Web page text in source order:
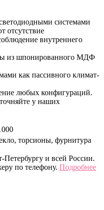
системами
отсутствие
внутреннего
из шпонированного МДФ
как пассивного климат-
любых конфигураций.
у наших
торсионы, фурнитура
и всей России.
по телефону. Подробнее